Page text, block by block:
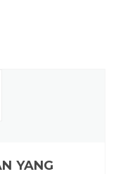
YANG